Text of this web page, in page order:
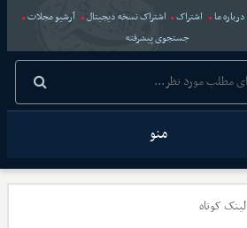
درباره ما اشتراک اشتراک نسخه دیجیتال
آرشیو مجلات
جستجوی پیشرفته
منو
لینک کوتاه